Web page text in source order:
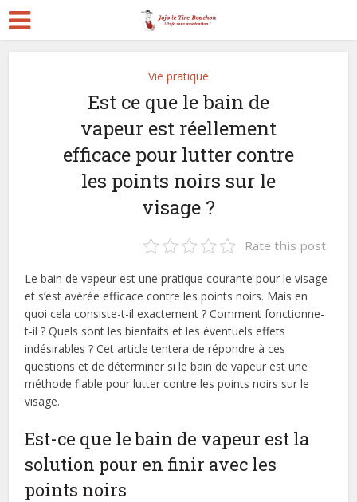
Vie pratique
Est ce que le bain de
vapeur est réellement
efficace pour lutter contre
les points noirs sur le
visage ?
Rate this post
Le bain de vapeur est une pratique courante pour le visage
et s’est avérée efficace contre les points noirs. Mais en
quoi cela consiste-t-il exactement ? Comment fonctionne-
t-il ? Quels sont les bienfaits et les éventuels effets
indésirables ? Cet article tentera de répondre à ces
questions et de déterminer si le bain de vapeur est une
méthode fiable pour lutter contre les points noirs sur le
visage.
Est-ce que le bain de vapeur est la
solution pour en finir avec les
points noirs